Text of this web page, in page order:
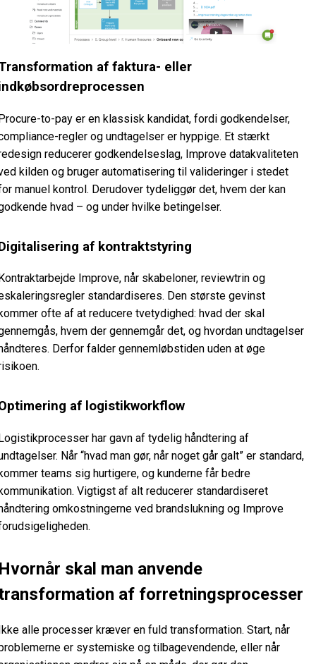
af faktura- eller
to-pay er en klassisk kandidat, fordi godkendelser,
regler og undtagelser er hyppige. Et stærkt
reducerer godkendelseslag, Improve datakvaliteten
kilden og bruger automatisering til valideringer i stedet
manuel kontrol. Derudover tydeliggør det, hvem der kan
hvad – og under hvilke betingelser.
af kontraktstyring
Improve, når skabeloner, reviewtrin og
standardiseres. Den største gevinst
ofte af at reducere tvetydighed: hvad der skal
hvem der gennemgår det, og hvordan undtagelser
Derfor falder gennemløbstiden uden at øge
af logistikworkflow
har gavn af tydelig håndtering af
Når “hvad man gør, når noget går galt” er standard,
teams sig hurtigere, og kunderne får bedre
Vigtigst af alt reducerer standardiseret
omkostningerne ved brandslukning og Improve
skal man anvende
af forretningsprocesser
alle processer kræver en fuld transformation. Start, når
er systemiske og tilbagevendende, eller når